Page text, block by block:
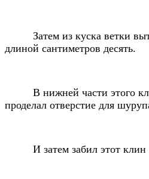
Затем из куска ветки
длиной сантиметров десять.
В нижней части этого
проделал отверстие для
И затем забил этот